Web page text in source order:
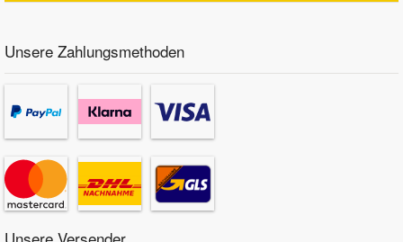
Unsere Zahlungsmethoden